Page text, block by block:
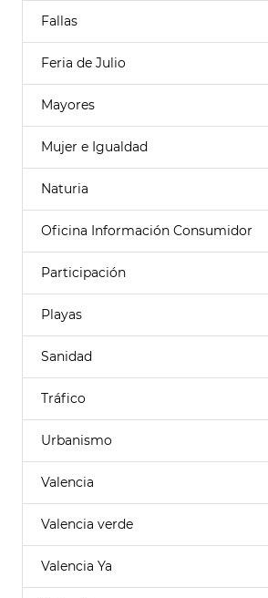
Fallas
Feria de Julio
Mayores
Mujer e Igualdad
Naturia
Oficina Información Consumidor
Participación
Playas
Sanidad
Tráfico
Urbanismo
Valencia
Valencia verde
Valencia Ya